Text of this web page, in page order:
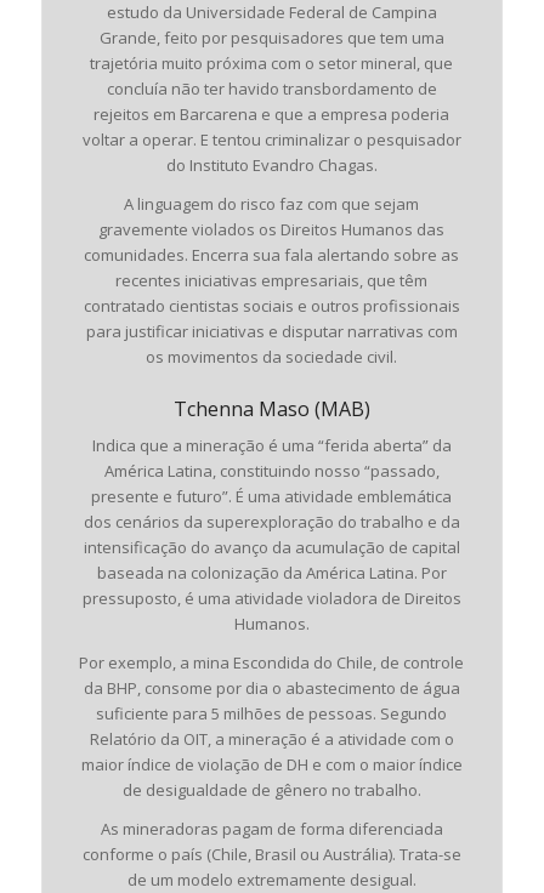
estudo da Universidade Federal de Campina
Grande, feito por pesquisadores que tem uma
trajetória muito próxima com o setor mineral, que
concluía não ter havido transbordamento de
rejeitos em Barcarena e que a empresa poderia
voltar a operar. E tentou criminalizar o pesquisador
do Instituto Evandro Chagas.
A linguagem do risco faz com que sejam
gravemente violados os Direitos Humanos das
comunidades. Encerra sua fala alertando sobre as
recentes iniciativas empresariais, que têm
contratado cientistas sociais e outros profissionais
para justificar iniciativas e disputar narrativas com
os movimentos da sociedade civil.
Tchenna Maso (MAB)
Indica que a mineração é uma “ferida aberta” da
América Latina, constituindo nosso “passado,
presente e futuro”. É uma atividade emblemática
dos cenários da superexploração do trabalho e da
intensificação do avanço da acumulação de capital
baseada na colonização da América Latina. Por
pressuposto, é uma atividade violadora de Direitos
Humanos.
Por exemplo, a mina Escondida do Chile, de controle
da BHP, consome por dia o abastecimento de água
suficiente para 5 milhões de pessoas. Segundo
Relatório da OIT, a mineração é a atividade com o
maior índice de violação de DH e com o maior índice
de desigualdade de gênero no trabalho.
As mineradoras pagam de forma diferenciada
conforme o país (Chile, Brasil ou Austrália). Trata-se
de um modelo extremamente desigual.